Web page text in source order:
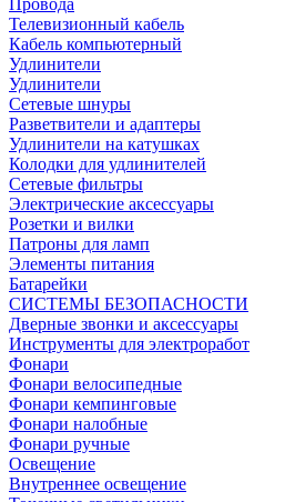
Провода
Телевизионный кабель
Кабель компьютерный
Удлинители
Удлинители
Сетевые шнуры
Разветвители и адаптеры
Удлинители на катушках
Колодки для удлинителей
Сетевые фильтры
Электрические аксессуары
Розетки и вилки
Патроны для ламп
Элементы питания
Батарейки
СИСТЕМЫ БЕЗОПАСНОСТИ
Дверные звонки и аксессуары
Инструменты для электроработ
Фонари
Фонари велосипедные
Фонари кемпинговые
Фонари налобные
Фонари ручные
Освещение
Внутреннее освещение